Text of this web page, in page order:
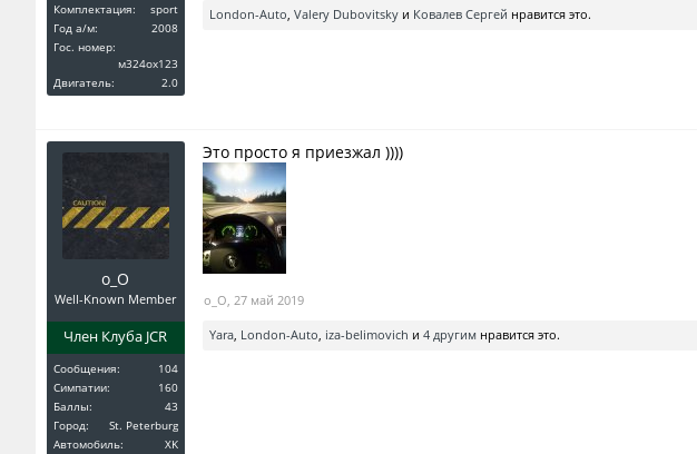
Комплектация:
sport
Год a/м:
2008
Гос. номер:
м324ох123
Двигатель:
2.0
London-Auto, Valery Dubovitskyи Ковалев Сергей нравится это.
o_O
Well-Known Member
Член Клуба JCR
Сообщения:
104
Симпатии:
160
Баллы:
43
Город:
St. Peterburg
Автомобиль:
XK
Это просто я приезжал ))))
o_O, 27 май 2019
Yara, London-Auto, iza-belimovich и 4 другимнравится это.